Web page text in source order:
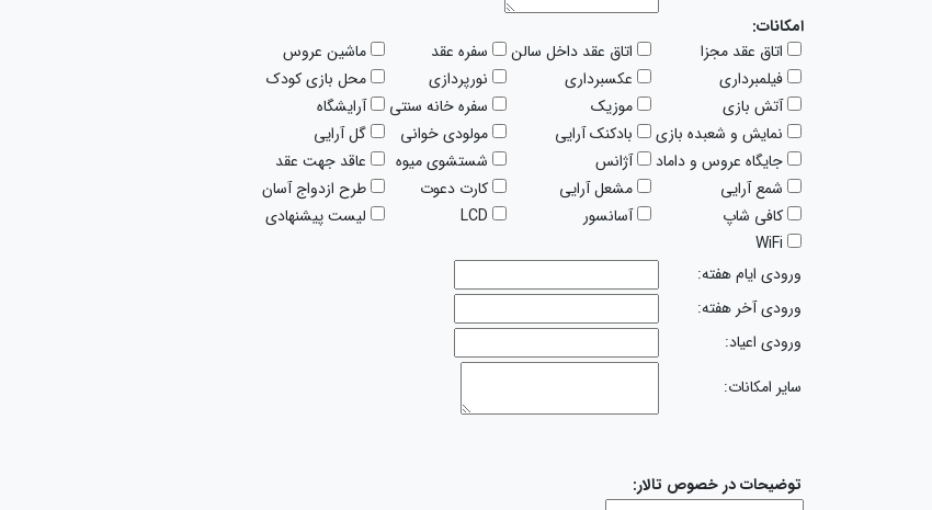
امکانات:
اتاق عقد مجزا
اتاق عقد داخل سالن سفره عقد
ماشین عروس
فیلمبرداری
عکسبرداری نورپردازی
محل بازی کودک
آتش بازی
موزیک سفره خانه سنتی
آرایشگاه
نمایش و شعبده بازی
بادکنک آرایی مولودی خوانی
گل آرایی
جایگاه عروس و داماد
آژانس شستشوی میوه
عاقد جهت عقد
شمع آرایی
مشعل آرایی کارت دعوت
طرح ازدواج آسان
کافی شاپ
آسانسور
لیست پیشنهادی
ورودی ایام هفته:
ورودی آخر هفته:
ورودی اعیاد:
سایر امکانات:
توضیحات در خصوص تالار: